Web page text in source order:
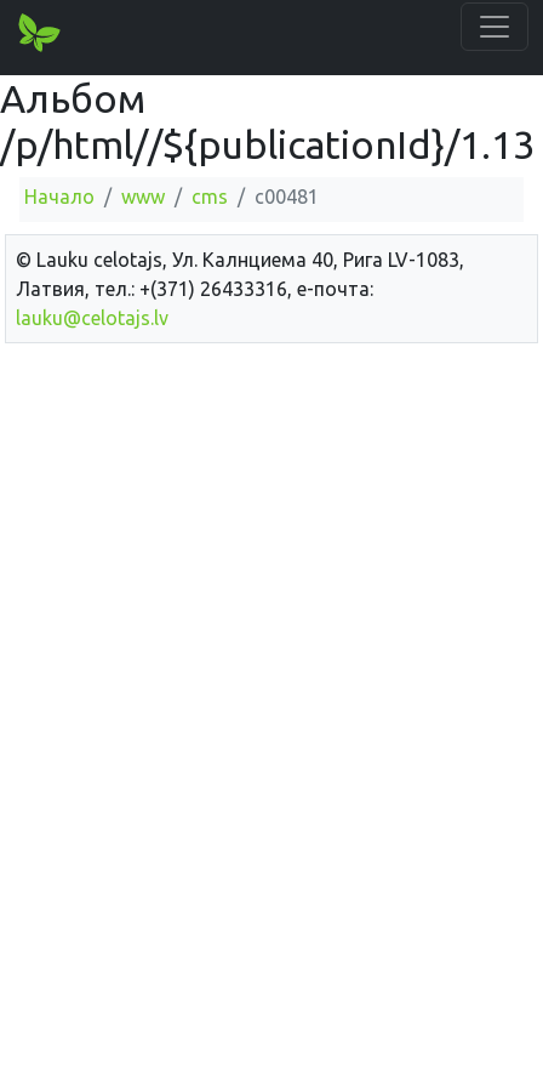
Альбом
/p/html//${publicationId}/1.13
Начало www cms c00481
© Lauku сelotajs, Ул. Калнциема 40, Рига LV-1083,
Латвия, тел.: +(371) 26433316, е-почта:
lauku@celotajs.lv